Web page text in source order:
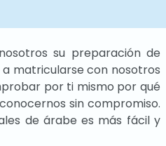
su preparación de
a matricularse con nosotros
por ti mismo por qué
sin compromiso.
de árabe es más fácil y